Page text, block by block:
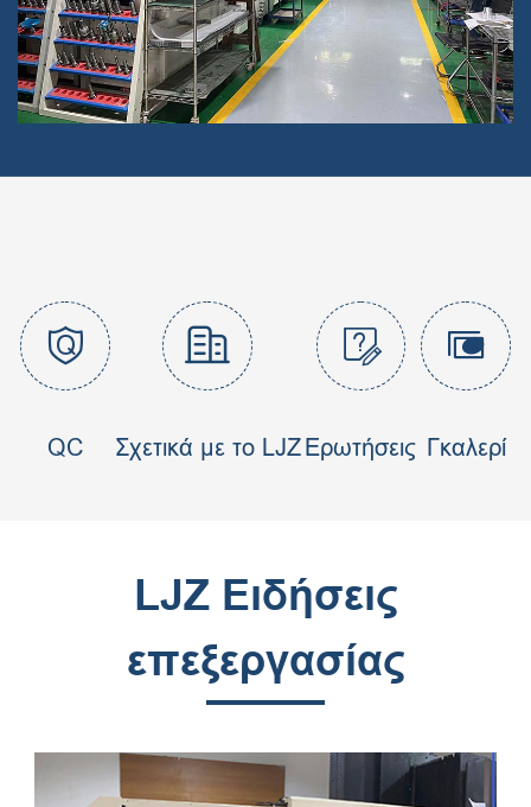

QC

Σχετικά με το LJZ

Ερωτήσεις

Γκαλερί
LJZ Ειδήσεις
επεξεργασίας